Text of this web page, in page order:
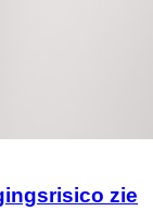
zie